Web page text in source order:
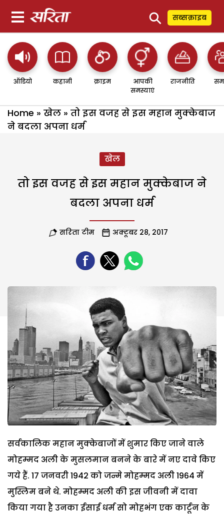
⚲ सब्सक्राइब
ऑडियो कहानी क्राइम
आपकी
समस्याएं
राजनीति
Home » खेल » तो इस वजह से इस महान मुक्केबाज
ने बदला अपना धर्म
खेल
तो इस वजह से इस महान मुक्केबाज ने
बदला अपना धर्म
सरिता टीम अक्टूबर 28, 2017
सर्वकालिक महान मुक्केबाजों में शुमार किए जाने वाले
मोहम्मद अली के मुसलमान बनने के बारे में नए दावे किए
गये हैं. 17 जनवरी 1942 को जन्मे मोहम्मद अली 1964 में
मुस्लिम बने थे. मोहम्मद अली की इस जीवनी में दावा
किया गया है उनका ईसाई धर्म सो मोहभंग एक कार्टून के